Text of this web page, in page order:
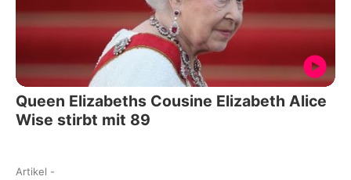
Queen Elizabeths Cousine Elizabeth Alice
Wise stirbt mit 89
Artikel -